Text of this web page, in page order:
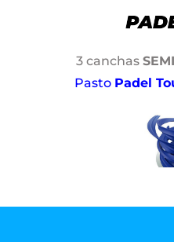
3 canchas
Pasto Padel